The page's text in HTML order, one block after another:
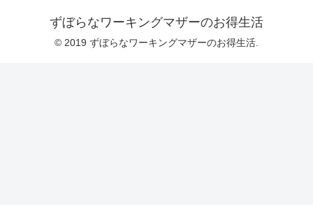
ずぼらなワーキングマザーのお得生活
© 2019 ずぼらなワーキングマザーのお得生活.